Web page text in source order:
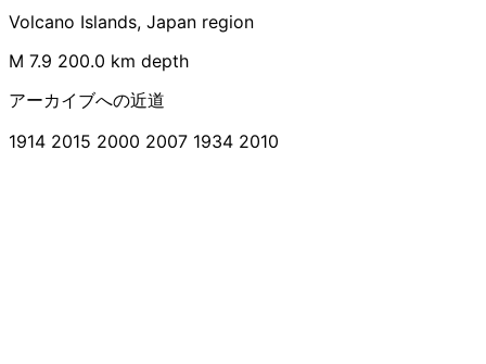
Volcano Islands, Japan region
M 7.9 200.0 km depth
アーカイブへの近道
1914 2015 2000 2007 1934 2010